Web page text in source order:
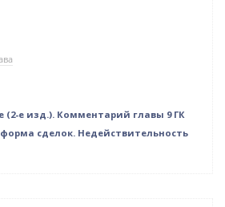
(2-е изд.). Комментарий главы 9 ГК
сделок. Недействительность